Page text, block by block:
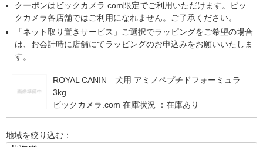
クーポンはビックカメラ.com限定でご利用いただけます。ビッ
クカメラ各店舗ではご利用になれません。ご了承ください。
「ネット取り置きサービス」ご選択でラッピングをご希望の場合
は、お会計時に店舗にてラッピングのお申込みをお願いいたしま
す。
ROYAL CANIN 犬用 アミノペプチドフォーミュラ
3kg
ビックカメラ.com 在庫状況 ： 在庫あり
地域を絞り込む：